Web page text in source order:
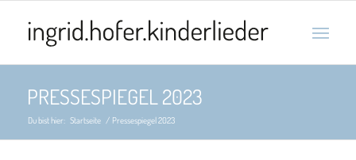
PRESSESPIEGEL 2023
Du bist hier: Startseite / Pressespiegel 2023